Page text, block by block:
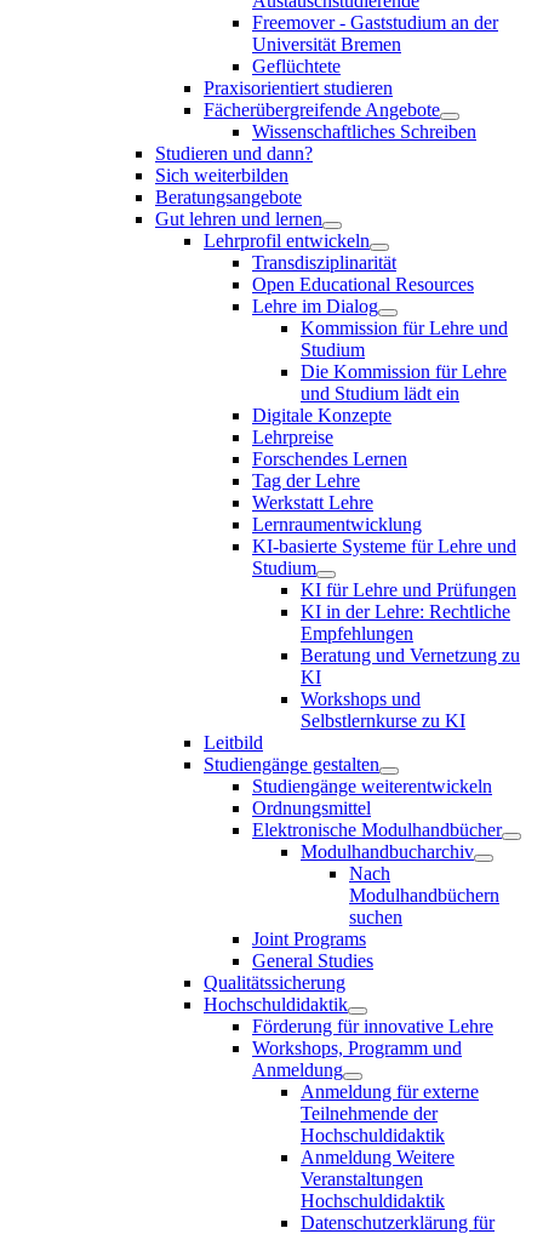
Freemover - Gaststudium an der
Universität Bremen
Geflüchtete
Praxisorientiert studieren
Fächerübergreifende Angebote
Wissenschaftliches Schreiben
Studieren und dann?
Sich weiterbilden
Beratungsangebote
Gut lehren und lernen
Lehrprofil entwickeln
Transdisziplinarität
Open Educational Resources
Lehre im Dialog
Kommission für Lehre und
Studium
Die Kommission für Lehre
und Studium lädt ein
Digitale Konzepte
Lehrpreise
Forschendes Lernen
Tag der Lehre
Werkstatt Lehre
Lernraumentwicklung
KI-basierte Systeme für Lehre und
Studium
KI für Lehre und Prüfungen
KI in der Lehre: Rechtliche
Empfehlungen
Beratung und Vernetzung zu
KI
Workshops und
Selbstlernkurse zu KI
Leitbild
Studiengänge gestalten
Studiengänge weiterentwickeln
Ordnungsmittel
Elektronische Modulhandbücher
Modulhandbucharchiv
Nach
Modulhandbüchern
suchen
Joint Programs
General Studies
Qualitätssicherung
Hochschuldidaktik
Förderung für innovative Lehre
Workshops, Programm und
Anmeldung
Anmeldung für externe
Teilnehmende der
Hochschuldidaktik
Anmeldung Weitere
Veranstaltungen
Hochschuldidaktik
Datenschutzerklärung für